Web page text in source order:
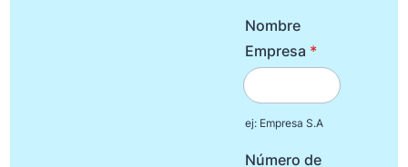
Nombre
Empresa *
ej: Empresa S.A
Número de